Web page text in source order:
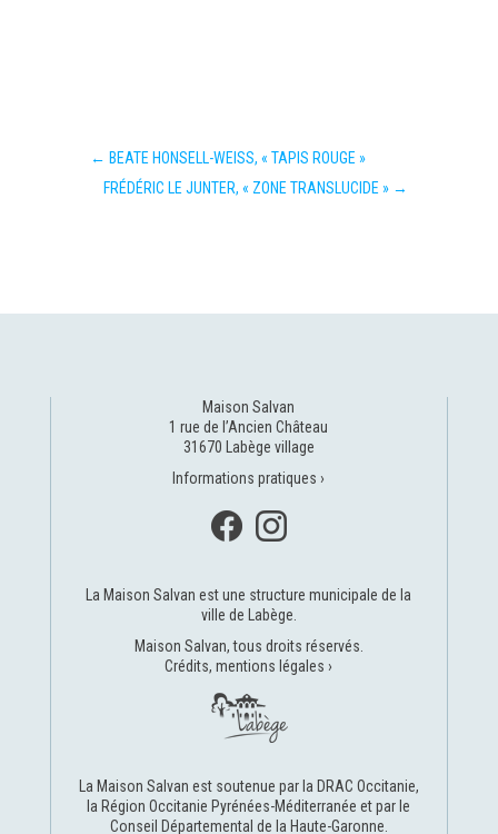
← BEATE HONSELL-WEISS, « TAPIS ROUGE »
FRÉDÉRIC LE JUNTER, « ZONE TRANSLUCIDE » →
Maison Salvan
1 rue de l’Ancien Château
31670 Labège village
Informations pratiques ›
La Maison Salvan est une structure municipale de la
ville de Labège
Maison Salvan, tous droits réservés.
Crédits, mentions légales ›
La Maison Salvan est soutenue par la DRAC Occitanie,
la Région Occitanie Pyrénées-Méditerranée et par le
Conseil Départemental de la Haute-Garonne